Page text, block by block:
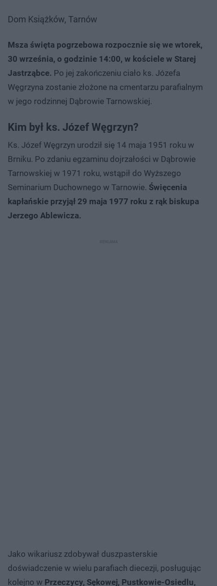
Dom Książków, Tarnów
Msza święta pogrzebowa rozpocznie się we wtorek,
30 września, o godzinie 14:00, w kościele w Starej
Jastrząbce. Po jej zakończeniu ciało ks. Józefa
Węgrzyna zostanie złożone na cmentarzu parafialnym
w jego rodzinnej Dąbrowie Tarnowskiej.
Kim był ks. Józef Węgrzyn?
Ks. Józef Węgrzyn urodził się 14 maja 1951 roku w
Brniku. Po zdaniu egzaminu dojrzałości w Dąbrowie
Tarnowskiej w 1971 roku, wstąpił do Wyższego
Seminarium Duchownego w Tarnowie. Święcenia
kapłańskie przyjął 29 maja 1977 roku z rąk biskupa
Jerzego Ablewicza.
Jako wikariusz zdobywał duszpasterskie
doświadczenie w wielu parafiach diecezji, posługując
kolejno w Przeczycy, Sękowej, Pustkowie-Osiedlu,